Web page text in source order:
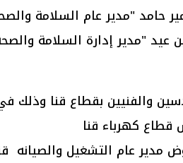
"مدير عام السلامة
"مدير إدارة السلامة
والفنيين بقطاع قنا وذلك
كهرباء قنا
عام التشغيل والصيانه